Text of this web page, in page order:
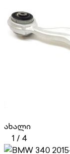
ახალი
1 / 4